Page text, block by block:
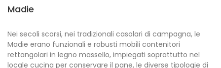
Madie
Nei secoli scorsi, nei tradizionali casolari di campagna, le
Madie erano funzionali e robusti mobili contenitori
rettangolari in legno massello, impiegati soprattutto nel
locale cucina per conservare il pane, le diverse tipologie di